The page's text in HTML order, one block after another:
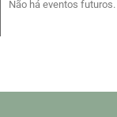
Não há eventos futuros.